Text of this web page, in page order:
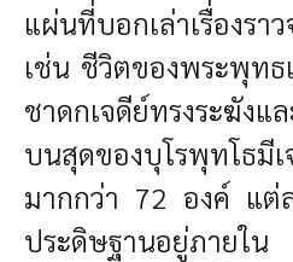
แผ่นที่บอกเล่าเรื่องรา
เช่น ชีวิตของพระพุทธ
ชาดกเจดีย์ทรงระฆัง
บนสุดของบุโรพุทโธมีเ
มากกว่า 72 องค์ แต่
ประดิษฐานอยู่ภายใ